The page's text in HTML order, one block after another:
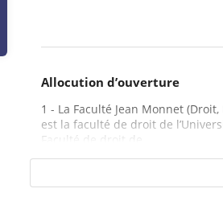
Allocution d’ouverture
1 - La Faculté Jean Monnet
est la faculté de droit de
Faculté de droit de...